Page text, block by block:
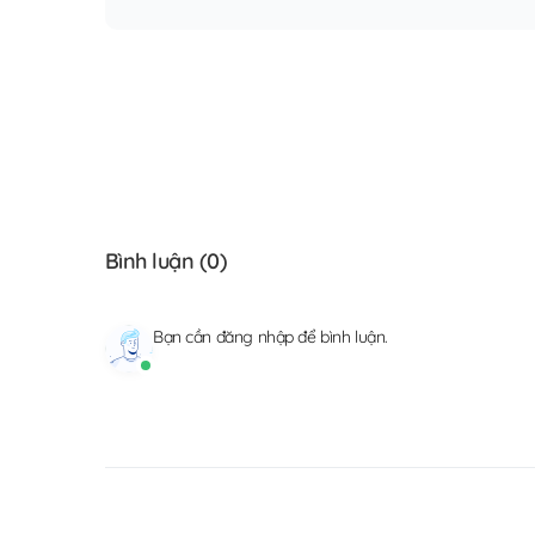
Bình luận (0)
Bạn cần đăng nhậpđể bình luận.